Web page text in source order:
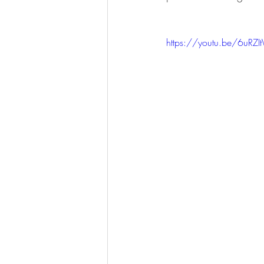
https://youtu.be/